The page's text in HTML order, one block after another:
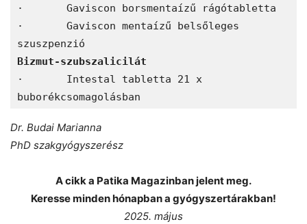
·	Gaviscon borsmentaízű rágótabletta
·	Gaviscon mentaízű belsőleges
szuszpenzió
Bizmut-szubszalicilát
·	Intestal tabletta 21 x
buborékcsomagolásban
Dr. Budai Marianna
PhD szakgyógyszerész
A cikk a Patika Magazinban jelent meg.
Keresse minden hónapban a gyógyszertárakban!
2025. május